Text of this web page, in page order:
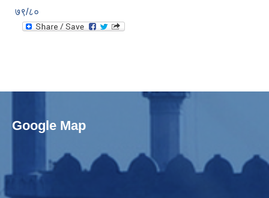
७९/८०
Google Map